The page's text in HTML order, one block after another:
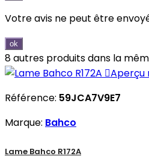
Votre avis ne peut être
ok
8 autres produits dans la
Aperçu
Référence: 59JCA7V9E7
Marque: Bahco
Lame Bahco R172A